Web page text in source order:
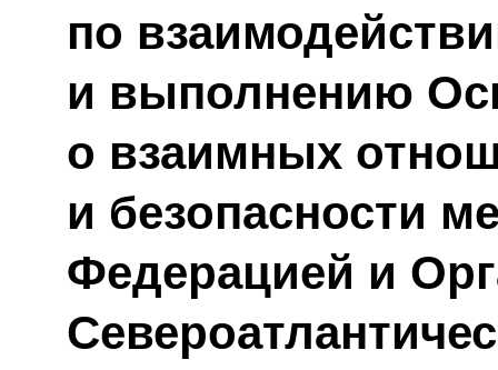
по
и выполнению
о взаимных
и безопасности
Федерацией и